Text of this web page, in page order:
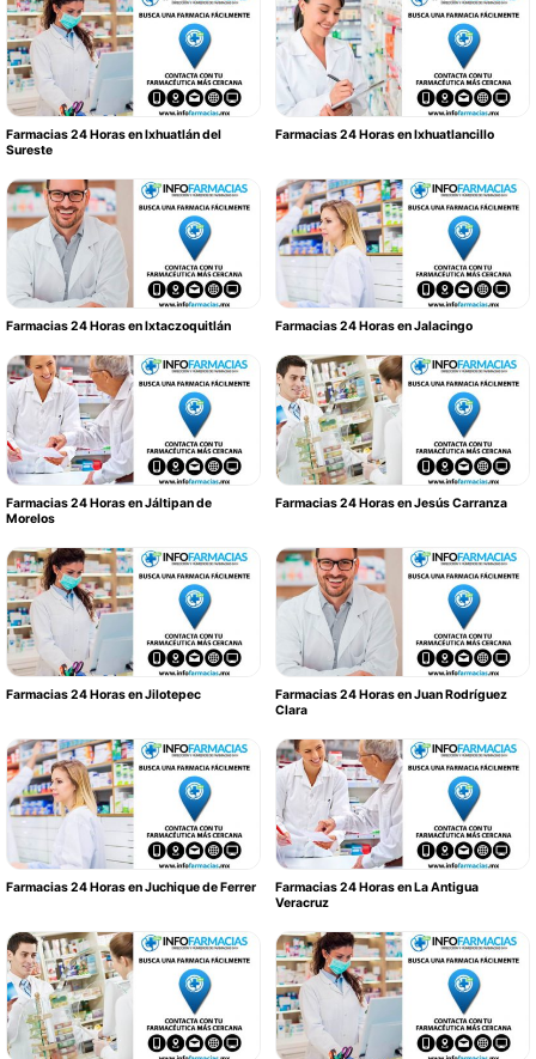
Farmacias 24 Horas en Ixhuatlán del
Sureste
Farmacias 24 Horas en Ixhuatlancillo
Farmacias 24 Horas en Ixtaczoquitlán Farmacias 24 Horas en Jalacingo
Farmacias 24 Horas en Jáltipan de
Morelos
Farmacias 24 Horas en Jesús Carranza
Farmacias 24 Horas en Jilotepec
Farmacias 24 Horas en Juan Rodríguez
Clara
Farmacias 24 Horas en Juchique de Ferrer
Farmacias 24 Horas en La Antigua
Veracruz